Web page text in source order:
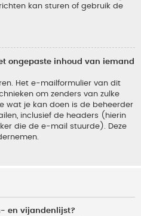
kan sturen of gebruik de
ongepaste inhoud van iemand
Het e-mailformulier van dit
om zenders van zulke
wat je kan doen is de beheerder
inclusief de headers (hierin
die de e-mail stuurde). Deze
en vijandenlijst?